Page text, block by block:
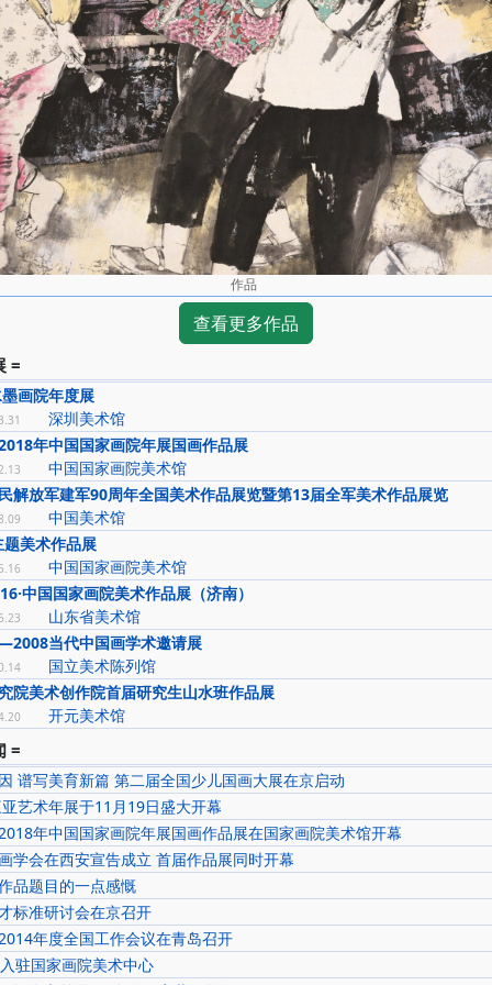
作品
查看更多作品
=
画院年度展
深圳美术馆
年中国国家画院年展国画作品展
中国国家画院美术馆
解放军建军90周年全国美术作品展览暨第13届全军美术作品展览
中国美术馆
题美术作品展
中国国家画院美术馆
中国国家画院美术作品展（济南）
山东省美术馆
当代中国画学术邀请展
国立美术陈列馆
院美术创作院首届研究生山水班作品展
开元美术馆
=
谱写美育新篇 第二届全国少儿国画大展在京启动
艺术年展于11月19日盛大开幕
年中国国家画院年展国画作品展在国家画院美术馆开幕
学会在西安宣告成立 首届作品展同时开幕
品题目的一点感慨
标准研讨会在京召开
年度全国工作会议在青岛召开
驻国家画院美术中心